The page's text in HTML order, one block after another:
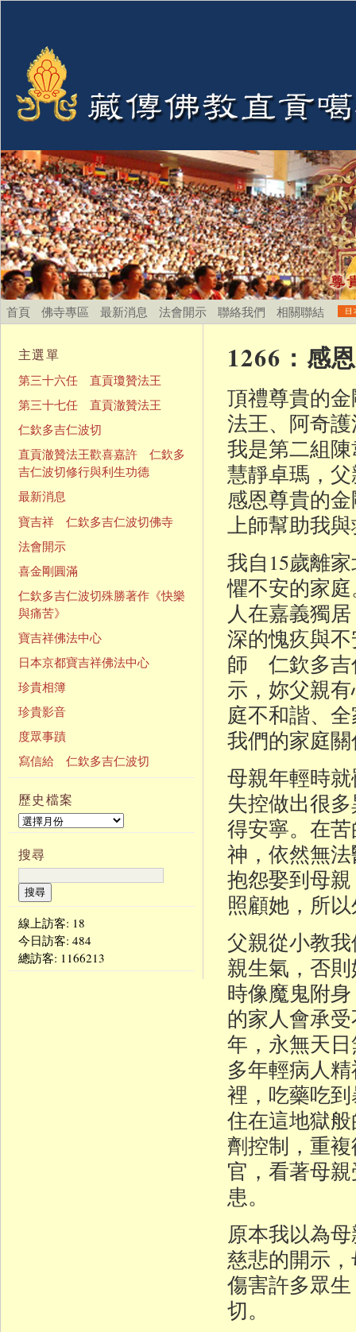
首頁 佛寺專區 最新消息 法會開示 聯絡我們 相關聯結
1266：感
頂禮尊貴的
法王、阿奇
我是第二組
慧靜卓瑪，
感恩尊貴的
上師幫助我
我自15歲離
懼不安的家
人在嘉義獨
深的愧疚與
師 仁欽多吉
示，妳父親
庭不和諧、
我們的家庭
母親年輕時
失控做出很
得安寧。在
神，依然無
抱怨娶到母
照顧她，所
父親從小教
親生氣，否
時像魔鬼附
的家人會承
年，永無天
多年輕病人
裡，吃藥吃
住在這地獄
劑控制，重
官，看著母
患。
原本我以為
慈悲的開示
傷害許多眾
切。
主選單
第三十六任 直貢瓊贊法王
第三十七任 直貢澈贊法王
仁欽多吉仁波切
直貢澈贊法王歡喜嘉許 仁欽多
吉仁波切修行與利生功德
最新消息
寶吉祥 仁欽多吉仁波切佛寺
法會開示
喜金剛圓滿
仁欽多吉仁波切殊勝著作《快樂
與痛苦》
寶吉祥佛法中心
日本京都寶吉祥佛法中心
珍貴相簿
珍貴影音
度眾事蹟
寫信給 仁欽多吉仁波切
歷史檔案
搜尋
線上訪客: 18
今日訪客: 484
總訪客: 1166213